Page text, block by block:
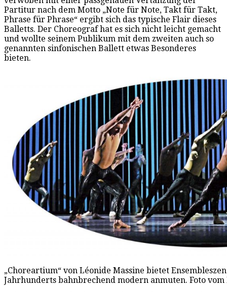
Partitur nach dem Motto „Note für Note, Takt für Takt,
Phrase für Phrase“ ergibt sich das typische Flair dieses
Balletts. Der Choreograf hat es sich nicht leicht gemacht
und wollte seinem Publikum mit dem zweiten auch so
genannten sinfonischen Ballett etwas Besonderes
bieten.
„Choreartium“ von Léonide Massine bietet
Jahrhunderts bahnbrechend modern anmuten. Foto